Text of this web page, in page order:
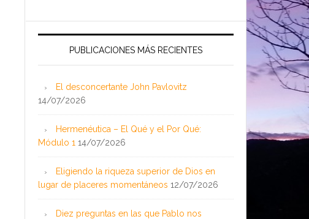
PUBLICACIONES MÁS RECIENTES
El desconcertante John Pavlovitz
14/07/2026
Hermenéutica – El Qué y el Por Qué:
Módulo 1 14/07/2026
Eligiendo la riqueza superior de Dios en
lugar de placeres momentáneos 12/07/2026
Diez preguntas en las que Pablo nos